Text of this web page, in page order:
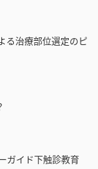
治療部位選定のピ
イド下触診教育